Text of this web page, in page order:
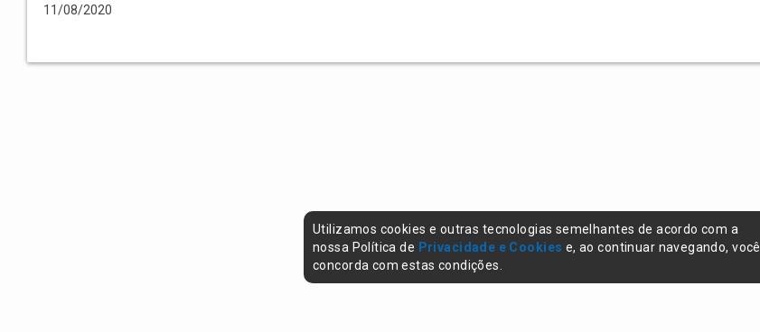
11/08/2020
Utilizamos cookies e outras tecnologias semelhantes de acordo com a
nossa Política de Privacidade e Cookies e, ao continuar navegando, você
concorda com estas condições.